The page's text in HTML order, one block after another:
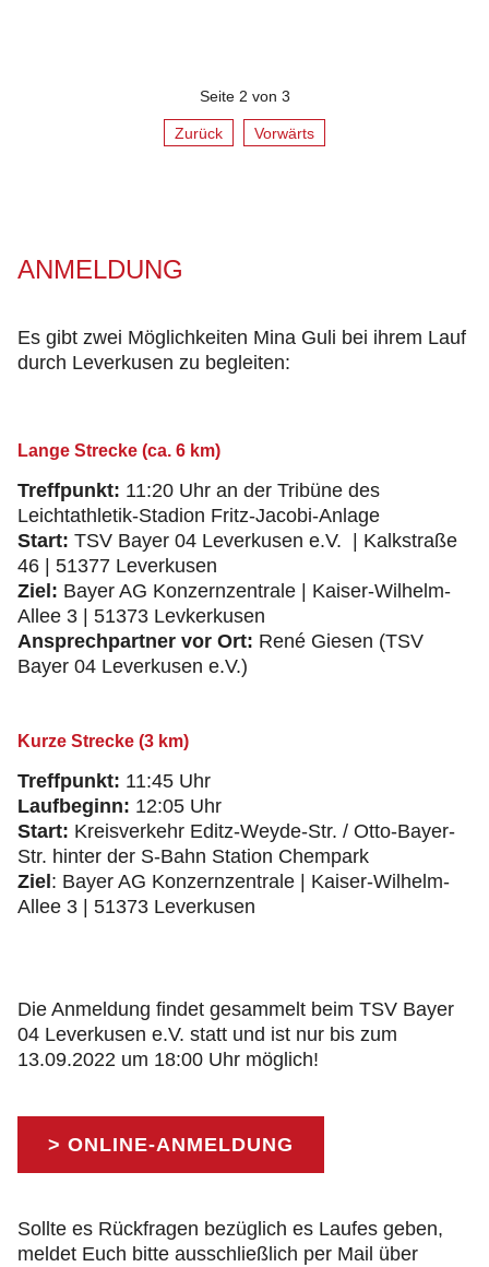
Seite 2 von 3
Zurück Vorwärts
ANMELDUNG
Es gibt zwei Möglichkeiten Mina Guli bei ihrem Lauf
durch Leverkusen zu begleiten:
Lange Strecke (ca. 6 km)
Treffpunkt: 11:20 Uhr an der Tribüne des
Leichtathletik-Stadion Fritz-Jacobi-Anlage
Start: TSV Bayer 04 Leverkusen e.V. | Kalkstraße
46 | 51377 Leverkusen
Ziel: Bayer AG Konzernzentrale | Kaiser-Wilhelm-
Allee 3 | 51373 Levkerkusen
Ansprechpartner vor Ort: René Giesen (TSV
Bayer 04 Leverkusen e.V.)
Kurze Strecke (3 km)
Treffpunkt: 11:45 Uhr
Laufbeginn: 12:05 Uhr
Start: Kreisverkehr Editz-Weyde-Str. / Otto-Bayer-
Str. hinter der S-Bahn Station Chempark
Ziel : Bayer AG Konzernzentrale | Kaiser-Wilhelm-
Allee 3 | 51373 Leverkusen
Die Anmeldung findet gesammelt beim TSV Bayer
04 Leverkusen e.V. statt und ist nur bis zum
13.09.2022 um 18:00 Uhr möglich!
> ONLINE-ANMELDUNG
Sollte es Rückfragen bezüglich es Laufes geben,
meldet Euch bitte ausschließlich per Mail über